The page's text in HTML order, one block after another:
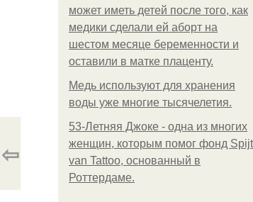
может иметь детей после того, как
медики сделали ей аборт на
шестом месяце беременности и
оставили в матке плаценту.
Медь используют для хранения
воды уже многие тысячелетия.
53-Летняя Джоке - одна из многих
женщин, которым помог фонд Spijt
van Tattoo, основанный в
Роттердаме.
⇦